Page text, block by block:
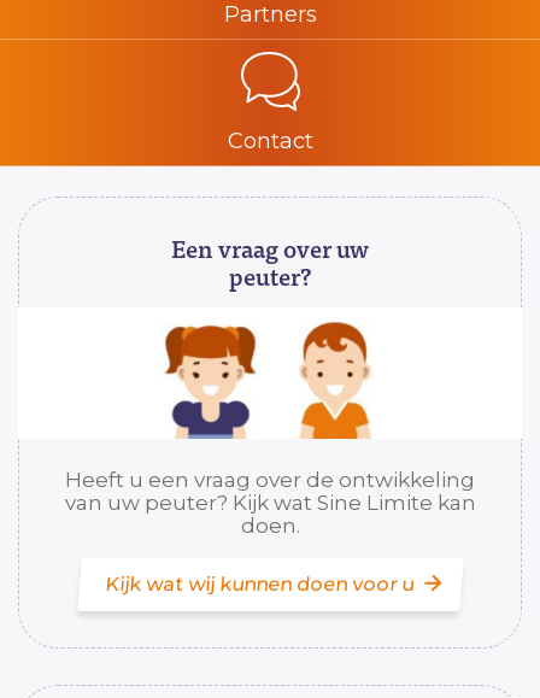
Partners
Contact
Een vraag over uw
peuter?
Heeft u een vraag over de ontwikkeling
van uw peuter? Kijk wat Sine Limite kan
doen.
Kijk wat wij kunnen doen voor u